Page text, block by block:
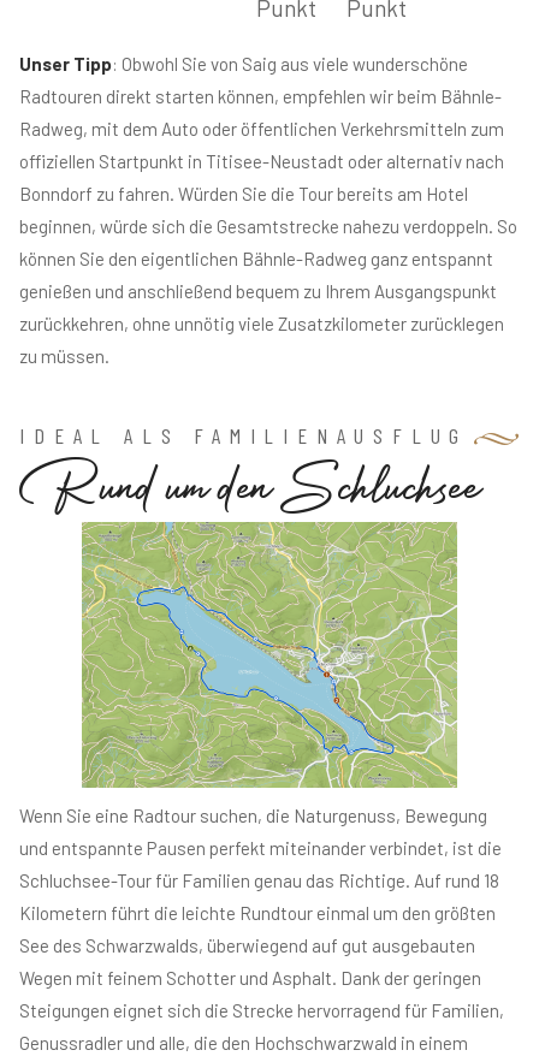
Punkt Punkt
Unser Tipp: Obwohl Sie von Saig aus viele wunderschöne
Radtouren direkt starten können, empfehlen wir beim Bähnle-
Radweg, mit dem Auto oder öffentlichen Verkehrsmitteln zum
offiziellen Startpunkt in Titisee-Neustadt oder alternativ nach
Bonndorf zu fahren. Würden Sie die Tour bereits am Hotel
beginnen, würde sich die Gesamtstrecke nahezu verdoppeln. So
können Sie den eigentlichen Bähnle-Radweg ganz entspannt
genießen und anschließend bequem zu Ihrem Ausgangspunkt
zurückkehren, ohne unnötig viele Zusatzkilometer zurücklegen
zu müssen.
IDEAL ALS FAMILIENAUSFLUG
RundumdenSchluchsee
Wenn Sie eine Radtour suchen, die Naturgenuss, Bewegung
und entspannte Pausen perfekt miteinander verbindet, ist die
Schluchsee-Tour für Familien genau das Richtige. Auf rund 18
Kilometern führt die leichte Rundtour einmal um den größten
See des Schwarzwalds, überwiegend auf gut ausgebauten
Wegen mit feinem Schotter und Asphalt. Dank der geringen
Steigungen eignet sich die Strecke hervorragend für Familien,
Genussradler und alle, die den Hochschwarzwald in einem